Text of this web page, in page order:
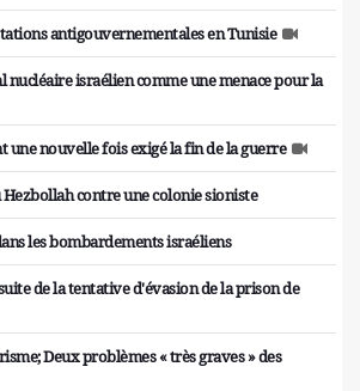
antigouvernementales en Tunisie
nucléaire israélien comme une menace pour la
une nouvelle fois exigé la fin de la guerre
contre une colonie sioniste
les bombardements israéliens
de la tentative d'évasion de la prison de
Deux problèmes « très graves » des